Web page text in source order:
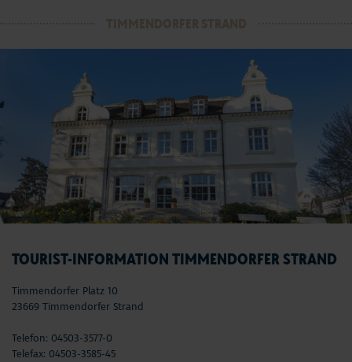
TOURIST-INFORMATION TIMMENDORFER STRAND
Timmendorfer Platz 10
23669 Timmendorfer Strand
Telefon: 04503-3577-0
Telefax: 04503-3585-45